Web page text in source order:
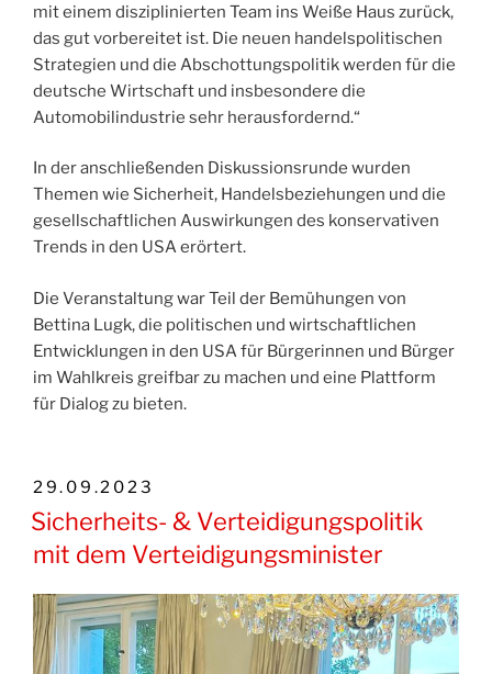
mit einem disziplinierten Team ins Weiße Haus zurück,
das gut vorbereitet ist. Die neuen handelspolitischen
Strategien und die Abschottungspolitik werden für die
deutsche Wirtschaft und insbesondere die
Automobilindustrie sehr herausfordernd.“
In der anschließenden Diskussionsrunde wurden
Themen wie Sicherheit, Handelsbeziehungen und die
gesellschaftlichen Auswirkungen des konservativen
Trends in den USA erörtert.
Die Veranstaltung war Teil der Bemühungen von
Bettina Lugk, die politischen und wirtschaftlichen
Entwicklungen in den USA für Bürgerinnen und Bürger
im Wahlkreis greifbar zu machen und eine Plattform
für Dialog zu bieten.
VERÖFFENTLICHT
AM
29.09.2023
Sicherheits- & Verteidigungspolitik
mit dem Verteidigungsminister